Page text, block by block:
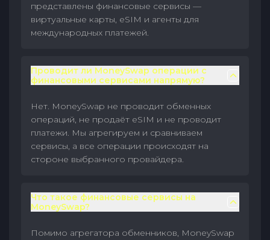
представлены финансовые сервисы —
виртуальные карты, eSIM и агенты для
международных платежей.
Проводит ли MoneySwap операции с
финансовыми сервисами напрямую?
Нет. MoneySwap не проводит обменных
операций, не продаёт eSIM и не проводит
платежи. Мы агрегируем и сравниваем
сервисы, а все операции происходят на
стороне выбранного провайдера.
Что такое финансовые сервисы на
MoneySwap?
Помимо агрегатора обменников, MoneySwap